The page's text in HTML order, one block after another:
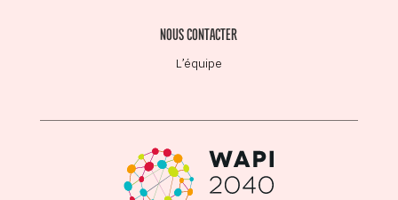
NOUS CONTACTER
L’équipe